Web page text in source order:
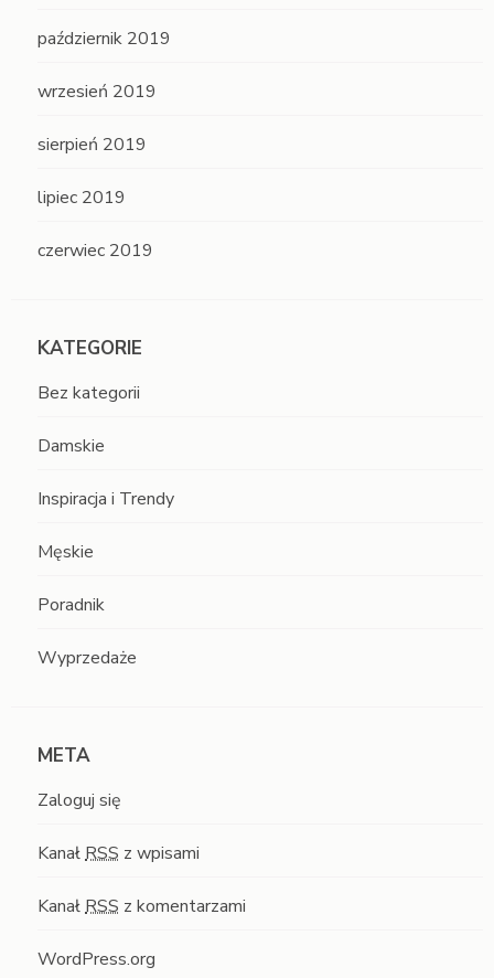
październik 2019
wrzesień 2019
sierpień 2019
lipiec 2019
czerwiec 2019
KATEGORIE
Bez kategorii
Damskie
Inspiracja i Trendy
Męskie
Poradnik
Wyprzedaże
META
Zaloguj się
KanałRSS z wpisami
KanałRSS z komentarzami
WordPress.org